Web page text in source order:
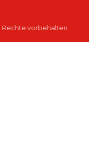
Rechte vorbehalten